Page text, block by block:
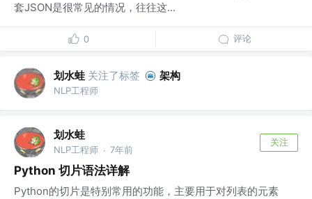
套JSON是很常见的情况，往往这...
0 评论
划水蛙 关注了标签 架构
NLP工程师
划水蛙
NLP工程师 · 7年前
关注
Python 切片语法详解
Python的切片是特别常用的功能，主要用于对列表的元素